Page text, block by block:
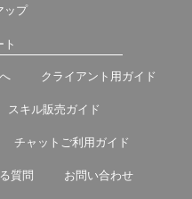
ップ
ト
クライアント用ガイド
スキル販売ガイド
チャットご利用ガイド
質問 お問い合わせ